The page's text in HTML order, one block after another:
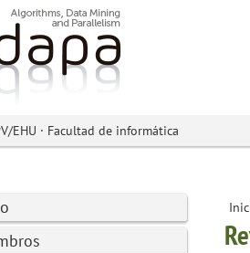
EHU · Facultad de informática